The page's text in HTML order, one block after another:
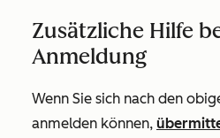
Zusätzliche Hilfe
Anmeldung
Wenn Sie sich nach den
anmelden können,